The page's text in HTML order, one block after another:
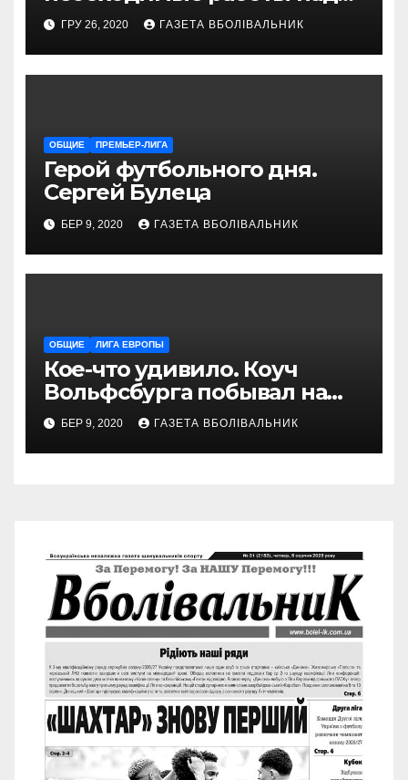
снаряжением, которое
проводит магазин
«VELOPARK»
ГРУ 26, 2020 ГАЗЕТА ВБОЛІВАЛЬНИК
ОБЩИЕ ПРЕМЬЕР-ЛИГА
Герой футбольного дня.
Сергей Булеца
БЕР 9, 2020 ГАЗЕТА ВБОЛІВАЛЬНИК
ОБЩИЕ ЛИГА ЕВРОПЫ
Кое-что удивило. Коуч
Вольфсбурга побывал на
матче Шахтера с Колосом
БЕР 9, 2020 ГАЗЕТА ВБОЛІВАЛЬНИК